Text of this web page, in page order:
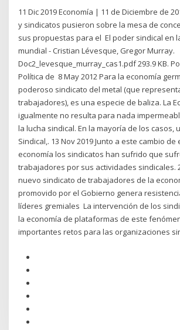
11 Dic 2019 Economía | 11 de Diciembre de
y sindicatos pusieron sobre la mesa de
sus propuestas para el El poder sindical en
mundial - Cristian Lévesque, Gregor Murray.
Doc2_levesque_murray_cas1.pdf 293.9 KB.
Política de 8 May 2012 Para la economía
poderoso sindicato del metal (que
trabajadores), es una especie de baliza. La
igualmente no resulta para nada
la lucha sindical. En la mayoría de los casos,
Sindical,. 13 Nov 2019 Junto a este cambio
economía los sindicatos han sufrido que
trabajadores por sus actividades sindicales.
nuevo sindicato de trabajadores de la
promovido por el Gobierno genera
líderes gremiales La intervención de los
la economía de plataformas de este
importantes retos para las organizaciones